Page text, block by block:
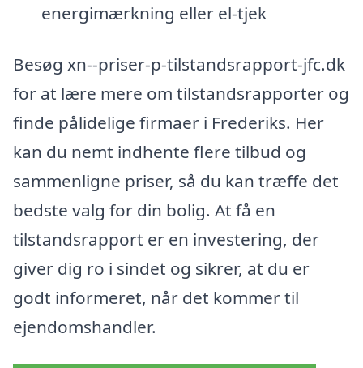
energimærkning eller el-tjek
Besøg xn--priser-p-tilstandsrapport-jfc.dk
for at lære mere om tilstandsrapporter og
finde pålidelige firmaer i Frederiks. Her
kan du nemt indhente flere tilbud og
sammenligne priser, så du kan træffe det
bedste valg for din bolig. At få en
tilstandsrapport er en investering, der
giver dig ro i sindet og sikrer, at du er
godt informeret, når det kommer til
ejendomshandler.